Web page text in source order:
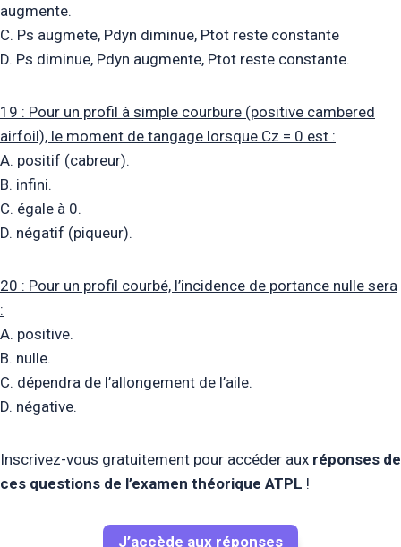
augmente.
C. Ps augmete, Pdyn diminue, Ptot reste constante
D. Ps diminue, Pdyn augmente, Ptot reste constante.
19 : Pour un profil à simple courbure (positive cambered
airfoil), le moment de tangage lorsque Cz = 0 est :
A. positif (cabreur).
B. infini.
C. égale à 0.
D. négatif (piqueur).
20 : Pour un profil courbé, l’incidence de portance nulle sera
:
A. positive.
B. nulle.
C. dépendra de l’allongement de l’aile.
D. négative.
Inscrivez-vous gratuitement pour accéder aux réponses de
ces questions de l’examen théorique ATPL !
J’accède aux réponses